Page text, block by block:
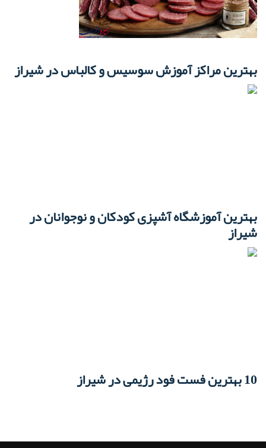
بهترین مراکز آموزش سوسیس و کالباس در شیراز
بهترین آموزشگاه آشپزی کودکان و نوجوانان در
شیراز
10 بهترین فست فود رژیمی در شیراز